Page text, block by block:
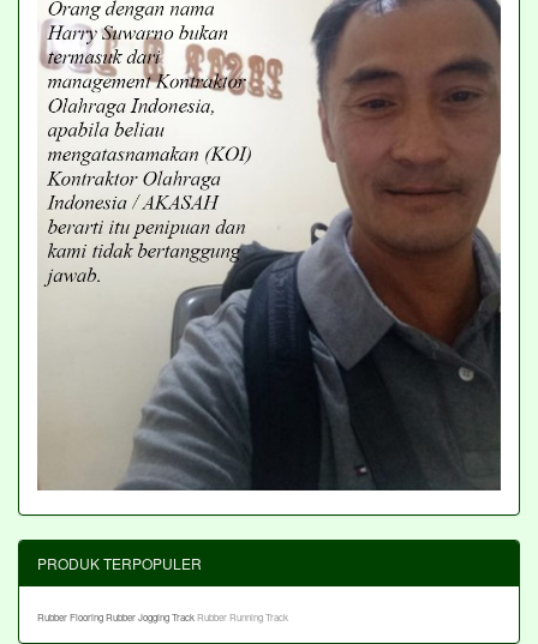
PRODUK TERPOPULER
Rubber FlooringRubber Jogging TrackRubber Running Track